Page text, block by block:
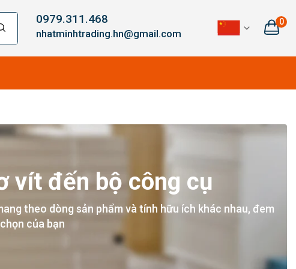
0979.311.468
nhatminhtrading.hn@gmail.com
0
vít đến bộ công cụ
theo dòng sản phẩm và tính hữu ích khác nhau, đem
của bạn